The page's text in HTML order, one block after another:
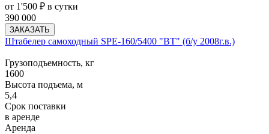
от 1'500 ₽ в сутки
390 000
ЗАКАЗАТЬ
Штабелер самоходный SPE-160/5400 "BT" (б/у 2008г.в.)
Грузоподъемность, кг
1600
Высота подъема, м
5,4
Срок поставки
в аренде
Аренда